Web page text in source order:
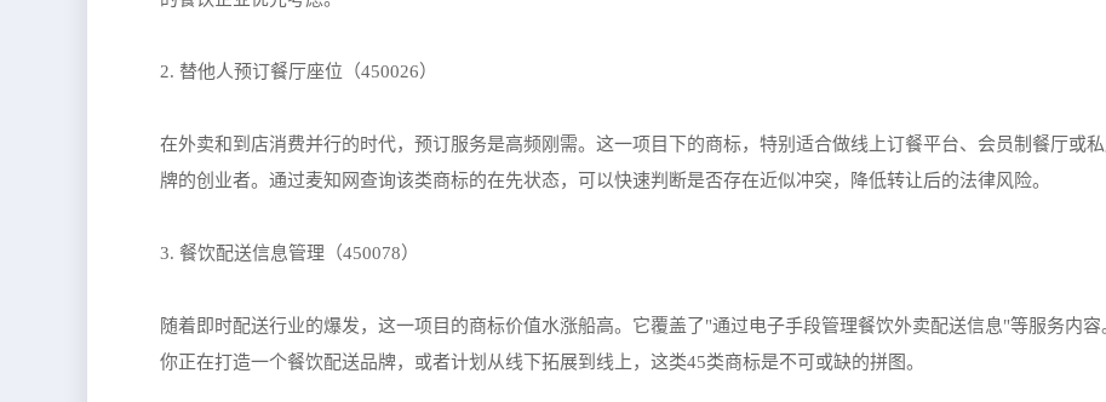
2. 替他人预订餐厅座位（450026）
在外卖和到店消费并行的时代，预订服务是高频刚需。这一项目下的商标，特别适合做线上订餐平台、会员制餐厅或
牌的创业者。通过麦知网查询该类商标的在先状态，可以快速判断是否存在近似冲突，降低转让后的法律风险。
3. 餐饮配送信息管理（450078）
随着即时配送行业的爆发，这一项目的商标价值水涨船高。它覆盖了"通过电子手段管理餐饮外卖配送信息"等服务内容
你正在打造一个餐饮配送品牌，或者计划从线下拓展到线上，这类45类商标是不可或缺的拼图。